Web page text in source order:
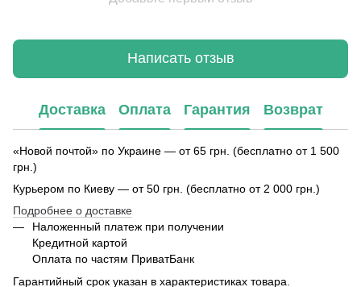
Написать отзыв
Доставка Оплата Гарантия Возврат
«Новой почтой» по Украине — от 65 грн. (бесплатно от 1 500
грн.)
Курьером по Киеву — от 50 грн. (бесплатно от 2 000 грн.)
Подробнее о доставке
Наложенный платеж при получении
Кредитной картой
Оплата по частям ПриватБанк
Гарантийный срок указан в характеристиках товара.